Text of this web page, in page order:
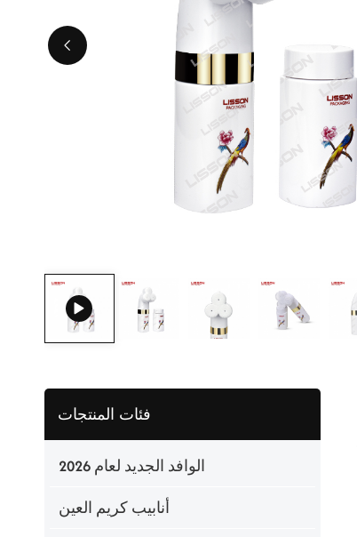
فئات المنتجات
الوافد الجديد لعام 2026
أنابيب كريم العين